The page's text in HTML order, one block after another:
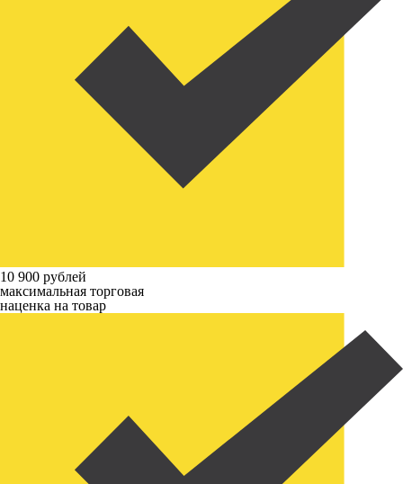
10 900 рублей
максимальная торговая
наценка на товар